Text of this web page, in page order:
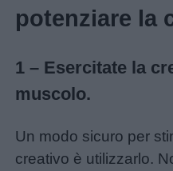
potenziare la
1 – Esercitate la
muscolo.
Un modo sicuro per
creativo è utilizzarlo.